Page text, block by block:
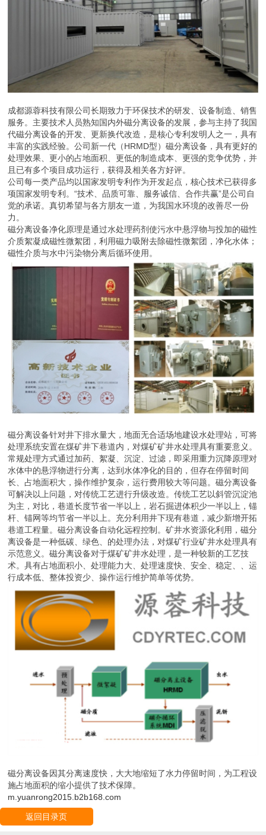
成都源蓉科技有限公司长期致力于环保技术的研发、设备制造、销售
服务。主要技术人员熟知国内外磁分离设备的发展，参与主持了我国
代磁分离设备的开发、更新换代改造，是核心专利发明人之一，具有
丰富的实践经验。公司新一代（HRMD型）磁分离设备，具有更好的
处理效果、更小的占地面积、更低的制造成本、更强的竞争优势，并
且已有多个项目成功运行，获得及相关各方好评。
公司每一类产品均以国家发明专利作为开发起点，核心技术已获得多
项国家发明专利。“技术、品质可靠、服务诚信、合作共赢”是公司自
觉的承诺。真切希望与各方朋友一道，为我国水环境的改善尽一份
力。
磁分离设备净化原理是通过水处理药剂使污水中悬浮物与投加的磁性
介质絮凝成磁性微絮团，利用磁力吸附去除磁性微絮团，净化水体；
磁性介质与水中污染物分离后循环使用。
磁分离设备针对井下排水量大，地面无合适场地建设水处理站，可将
处理系统安置在煤矿井下巷道内，对煤矿矿井水处理具有重要意义。
常规处理方式通过加药、絮凝、沉淀、过滤，即采用重力沉降原理对
水体中的悬浮物进行分离，达到水体净化的目的，但存在停留时间
长、占地面积大，操作维护复杂，运行费用较大等问题。磁分离设备
可解决以上问题，对传统工艺进行升级改造。传统工艺以斜管沉淀池
为主，对比，巷道长度节省一半以上，岩石掘进体积少一半以上，锚
杆、锚网等均节省一半以上。充分利用井下现有巷道，减少新增开拓
巷道工程量。磁分离设备自动化远程控制。矿井水资源化利用，磁分
离设备是一种低碳、绿色、的处理办法，对煤矿行业矿井水处理具有
示范意义。磁分离设备对于煤矿矿井水处理，是一种较新的工艺技
术。具有占地面积小、处理能力大、处理速度快、安全、稳定、、运
行成本低、整体投资少、操作运行维护简单等优势。
磁分离设备因其分离速度快，大大地缩短了水力停留时间，为工程设
施占地面积的缩小提供了技术保障。
m.yuanrong2015.b2b168.com
返回目录页